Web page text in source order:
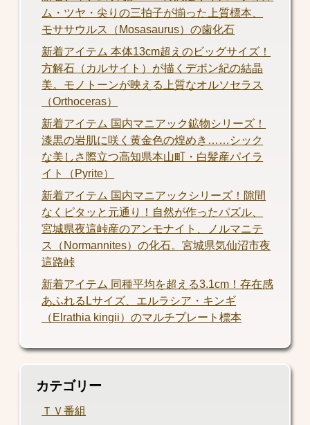
ム・ツヤ・尖りの三拍子が揃った上質標本、
モササウルス（Mosasaurus）の歯化石
新着アイテム 本体13cm超えのビッグサイズ！
方解石（カルサイト）が描くデボン紀の結晶
美。モノトーンが映える上質なオルソセラス
（Orthoceras）
新着アイテム 国内マニアック鉱物シリーズ！
漆黒の岩肌に咲く黄金色の煌めき……シック
な美しさ際立つ高知県本山町・白髪産パイラ
イト（Pyrite）
新着アイテム 国内マニアックシリーズ！隙間
なくピタッと元通り！自然が作ったパズル、
宮城県夜這峠産のアンモナイト、ノルマニテ
ス（Normannites）の化石。宮城県気仙沼市夜
這路峠
新着アイテム 同種平均を超える3.1cm！存在感
あふれるLサイズ、エルラシア・キンギ
（Elrathia kingii）のマルチプレート標本
カテゴリー
ＴＶ番組